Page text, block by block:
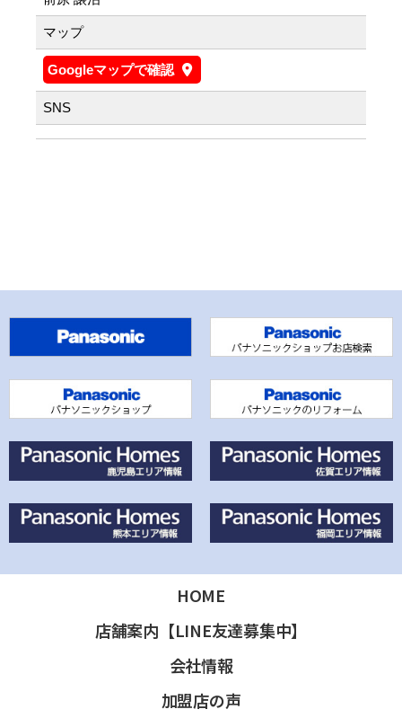
マップ
Googleマップで確認
SNS
HOME
店舗案内【LINE友達募集中】
会社情報
加盟店の声